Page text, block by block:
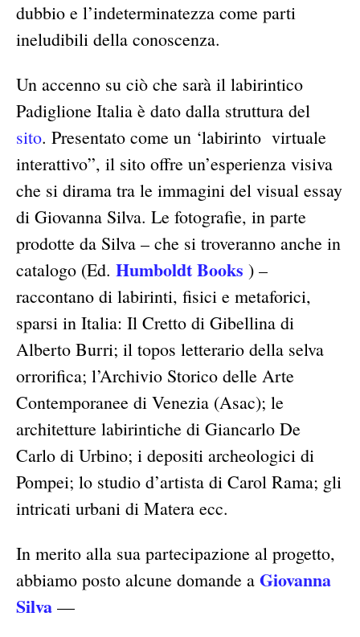
dubbio e l’indeterminatezza come parti
ineludibili della conoscenza.
Un accenno su ciò che sarà il labirintico
Padiglione Italia è dato dalla struttura del
sito. Presentato come un ‘labirinto virtuale
interattivo”, il sito offre un’esperienza visiva
che si dirama tra le immagini del visual essay
di Giovanna Silva. Le fotografie, in parte
prodotte da Silva – che si troveranno anche in
catalogo (Ed. Humboldt Books ) –
raccontano di labirinti, fisici e metaforici,
sparsi in Italia: Il Cretto di Gibellina di
Alberto Burri; il topos letterario della selva
orrorifica; l’Archivio Storico delle Arte
Contemporanee di Venezia (Asac); le
architetture labirintiche di Giancarlo De
Carlo di Urbino; i depositi archeologici di
Pompei; lo studio d’artista di Carol Rama; gli
intricati urbani di Matera ecc.
In merito alla sua partecipazione al progetto,
abbiamo posto alcune domande a Giovanna
Silva —